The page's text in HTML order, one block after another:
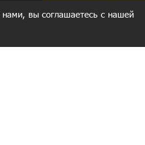
нами, вы соглашаетесь с нашей